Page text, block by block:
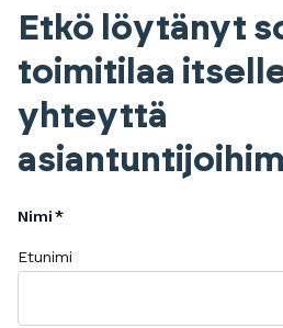
Etkö löytänyt
toimitilaa
yhteyttä
Nimi
Etunimi